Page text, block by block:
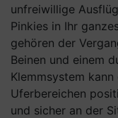
unfreiwillige
Pinkies in Ihr
gehören der
Beinen und einem
Klemmsystem
Uferbereichen
und sicher an der